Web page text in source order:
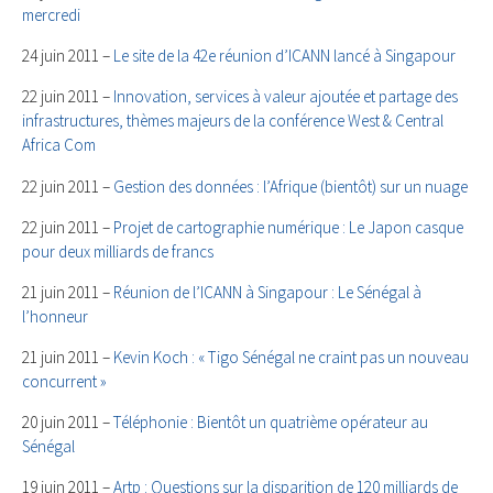
mercredi
24 juin 2011 – Le site de la 42e réunion d’ICANN lancé à Singapour
22 juin 2011 – Innovation, services à valeur ajoutée et partage des
infrastructures, thèmes majeurs de la conférence West & Central
Africa Com
22 juin 2011 – Gestion des données : l’Afrique (bientôt) sur un nuage
22 juin 2011 – Projet de cartographie numérique : Le Japon casque
pour deux milliards de francs
21 juin 2011 – Réunion de l’ICANN à Singapour : Le Sénégal à
l’honneur
21 juin 2011 – Kevin Koch : « Tigo Sénégal ne craint pas un nouveau
concurrent »
20 juin 2011 –Téléphonie : Bientôt un quatrième opérateur au
Sénégal
19 juin 2011 –Artp : Questions sur la disparition de 120 milliards de